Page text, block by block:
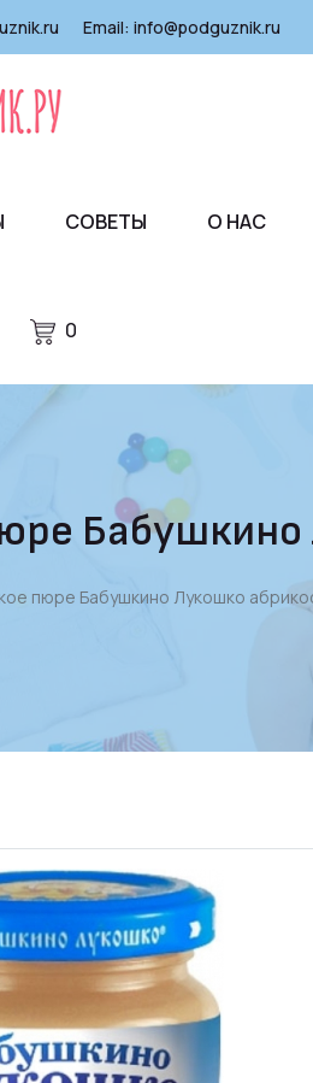
Email: info@podguznik.ru
0
СОВЕТЫ О НАС
Бабушкино
пюре Бабушкино Лукошко